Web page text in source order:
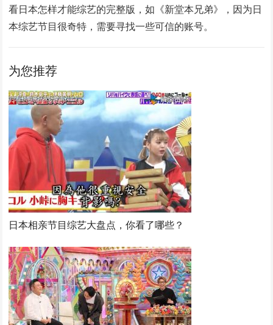
看日本怎样才能综艺的完整版，如《新堂本兄弟》，因为日
本综艺节目很奇特，需要寻找一些可信的账号。
为您推荐
日本相亲节目综艺大盘点，你看了哪些？